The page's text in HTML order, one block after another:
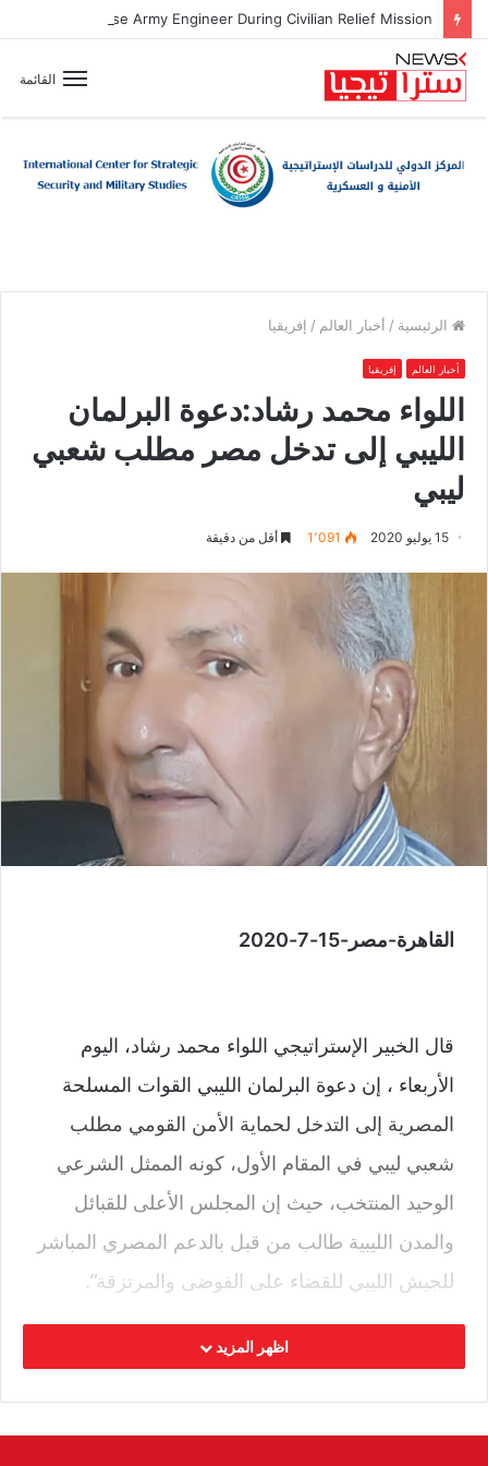
القائمة
الرئيسية / أخبار العالم / إفريقيا
أخبار العالم إفريقيا
اللواء محمد رشاد:دعوة البرلمان
الليبي إلى تدخل مصر مطلب شعبي
ليبي
15 يوليو 2020 1٬091 أقل من دقيقة
القاهرة-مصر-15-7-2020
قال الخبير الإستراتيجي اللواء محمد رشاد، اليوم
الأربعاء ، إن دعوة البرلمان الليبي القوات المسلحة
المصرية إلى التدخل لحماية الأمن القومي مطلب
شعبي ليبي في المقام الأول، كونه الممثل الشرعي
الوحيد المنتخب، حيث إن المجلس الأعلى للقبائل
والمدن الليبية طالب من قبل بالدعم المصري المباشر
للجيش الليبي للقضاء على الفوضى والمرتزقة”.
وشدد على أن “مطلب البرلمان يأتي بعد زيادة أعداد
اظهر المزيد